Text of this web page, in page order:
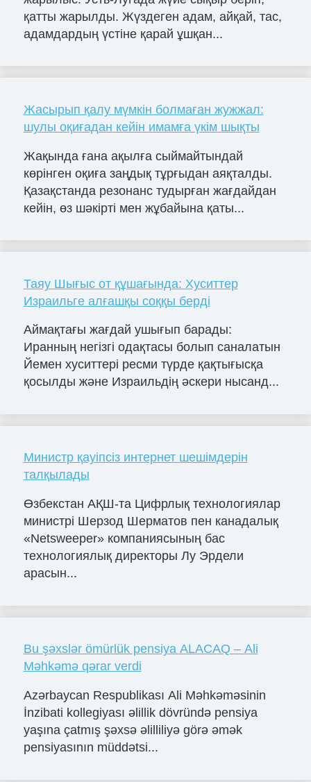
қатты жарылды. Жүздеген адам, айқай, тас,
адамдардың үстіне қарай ұшқан...
Жасырып қалу мүмкін болмаған жужжал:
шулы оқиғадан кейін имамға үкім шықты
Жақында ғана ақылға сыймайтындай
көрінген оқиға заңдық тұрғыдан аяқталды.
Қазақстанда резонанс тудырған жағдайдан
кейін, өз шәкірті мен жұбайына қаты...
Таяу Шығыс от құшағында: Хуситтер
Израильге алғашқы соққы берді
Аймақтағы жағдай ушығып барады:
Иранның негізгі одақтасы болып саналатын
Йемен хуситтері ресми түрде қақтығысқа
қосылды және Израильдің әскери нысанд...
Министр қауіпсіз интернет шешімдерін
талқылады
Өзбекстан АҚШ-та Цифрлық технологиялар
министрі Шерзод Шерматов пен канадалық
«Netsweeper» компаниясының бас
технологиялық директоры Лу Эрдели
арасын...
Bu şəxslər ömürlük pensiya ALACAQ – Ali
Məhkəmə qərar verdi
Azərbaycan Respublikası Ali Məhkəməsinin
İnzibati kollegiyası əlillik dövründə pensiya
yaşına çatmış şəxsə əlilliliyə görə əmək
pensiyasının müddətsi...